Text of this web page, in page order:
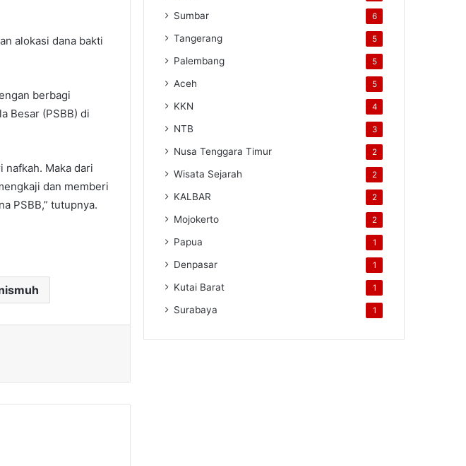
alokasi dana bakti
berbagi
Besar (PSBB) di
nafkah. Maka dari
dan memberi
PSBB,” tutupnya.
Sumbar 6
Tangerang 5
Palembang 5
Aceh 5
KKN 4
NTB 3
Nusa Tenggara Timur 2
Wisata Sejarah 2
KALBAR 2
Mojokerto 2
Papua 1
Denpasar 1
Kutai Barat 1
Surabaya 1